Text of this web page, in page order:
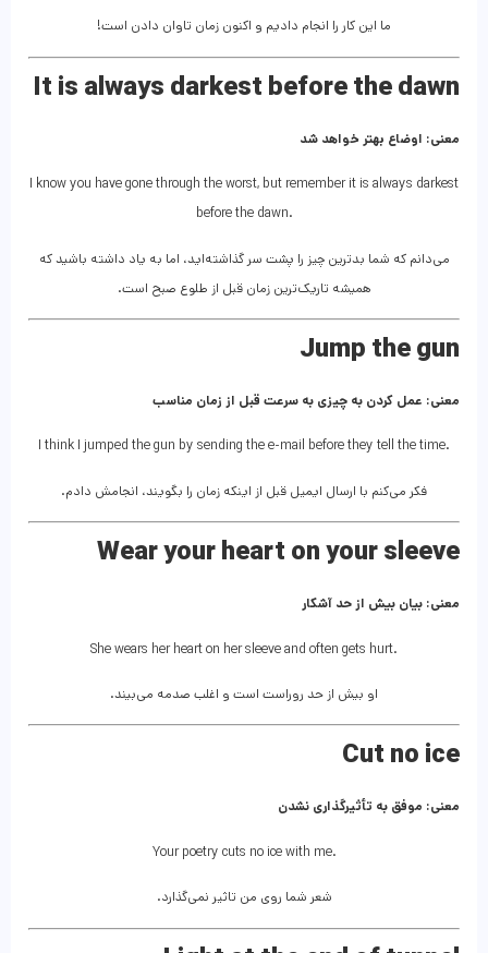
ما این کار را انجام دادیم و اکنون زمان تاوان دادن است!
It is always darkest before the dawn
معنی: اوضاع بهتر خواهد شد
I know you have gone through the worst, but remember it is always darkest
before the dawn.
می‌دانم که شما بدترین چیز را پشت سر گذاشته‌اید، اما به یاد داشته باشید که
همیشه تاریک‌ترین زمان قبل از طلوع صبح است.
Jump the gun
معنی: عمل کردن به چیزی به سرعت قبل از زمان مناسب
I think I jumped the gun by sending the e-mail before they tell the time.
فکر می‌کنم با ارسال ایمیل قبل از اینکه زمان را بگویند، انجامش دادم.
Wear your heart on your sleeve
معنی: بیان بیش از حد آشکار
She wears her heart on her sleeve and often gets hurt.
او بیش از حد روراست است و اغلب صدمه می‌بیند.
Cut no ice
معنی: موفق به تأثیرگذاری نشدن
Your poetry cuts no ice with me.
شعر شما روی من تاثیر نمی‌گذارد.